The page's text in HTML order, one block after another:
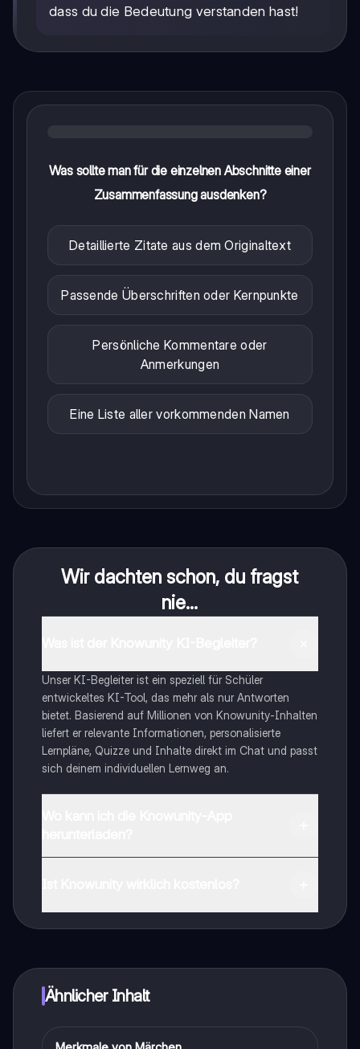
dass du die Bedeutung verstanden hast!
Was sollte man für die einzelnen Abschnitte einer
Zusammenfassung ausdenken?
Detaillierte Zitate aus dem Originaltext
Passende Überschriften oder Kernpunkte
Persönliche Kommentare oder
Anmerkungen
Eine Liste aller vorkommenden Namen
Wir dachten schon, du fragst
nie...
Unser KI-Begleiter ist ein speziell für Schüler
entwickeltes KI-Tool, das mehr als nur Antworten
bietet. Basierend auf Millionen von Knowunity-Inhalten
liefert er relevante Informationen, personalisierte
Lernpläne, Quizze und Inhalte direkt im Chat und passt
sich deinem individuellen Lernweg an.
Ähnlicher Inhalt
Deutsch